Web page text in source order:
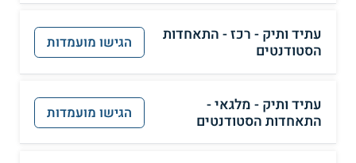
עתיד ותיק - רכז - התאחדות
הסטודנטים
הגישו מועמדות
עתיד ותיק - מלגאי -
התאחדות הסטודנטים
הגישו מועמדות